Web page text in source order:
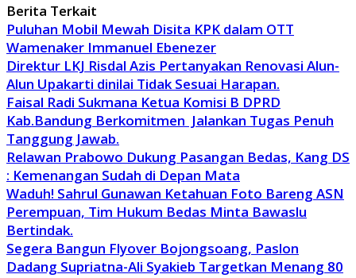
Berita Terkait
Puluhan Mobil Mewah Disita KPK dalam OTT
Wamenaker Immanuel Ebenezer
Direktur LKJ Risdal Azis Pertanyakan Renovasi Alun-
Alun Upakarti dinilai Tidak Sesuai Harapan.
Faisal Radi Sukmana Ketua Komisi B DPRD
Kab.Bandung Berkomitmen Jalankan Tugas Penuh
Tanggung Jawab.
Relawan Prabowo Dukung Pasangan Bedas, Kang DS
: Kemenangan Sudah di Depan Mata
Waduh! Sahrul Gunawan Ketahuan Foto Bareng ASN
Perempuan, Tim Hukum Bedas Minta Bawaslu
Bertindak.
Segera Bangun Flyover Bojongsoang, Paslon
Dadang Supriatna-Ali Syakieb Targetkan Menang 80